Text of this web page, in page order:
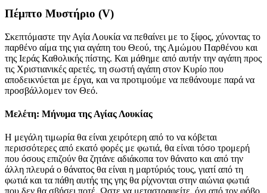
Πέμπτο Μυστήριο (V)
Σκεπτόμαστε την Αγία Λουκία να πεθαίνει με το ξίφος, χύνοντας το
παρθένο αίμα της για αγάπη του Θεού, της Αμώμου Παρθένου και
της Ιεράς Καθολικής πίστης. Και μάθημε από αυτήν την αγάπη προς
τις Χριστιανικές αρετές, τη σωστή αγάπη στον Κυρίο που
αποδεικνύεται με έργα, και να προτιμούμε να πεθάνουμε παρά να
προσβάλλομεν τον Θεό.
Μελέτη: Μήνυμα της Αγίας Λουκίας
Η μεγάλη τιμωρία θα είναι χειρότερη από το να κόβεται
περισσότερες από εκατό φορές με φωτιά, θα είναι τόσο τρομερή
που όσους επιζούν θα ζητάνε αδιάκοπα τον θάνατο και από την
άλλη πλευρά ο θάνατος θα είναι η μαρτύριός τους, γιατί από τη
φωτιά και τα πάθη αυτής της γης θα ρίχνονται στην αιώνια φωτιά